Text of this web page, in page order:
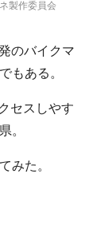
製作委員会
のバイクマ
もある。
セスしやす
。
みた。